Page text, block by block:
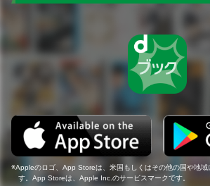
Appleのロゴ、App Storeは、米国もしくはその他の国や地
す。App Storeは、Apple Inc.のサービスマークです。